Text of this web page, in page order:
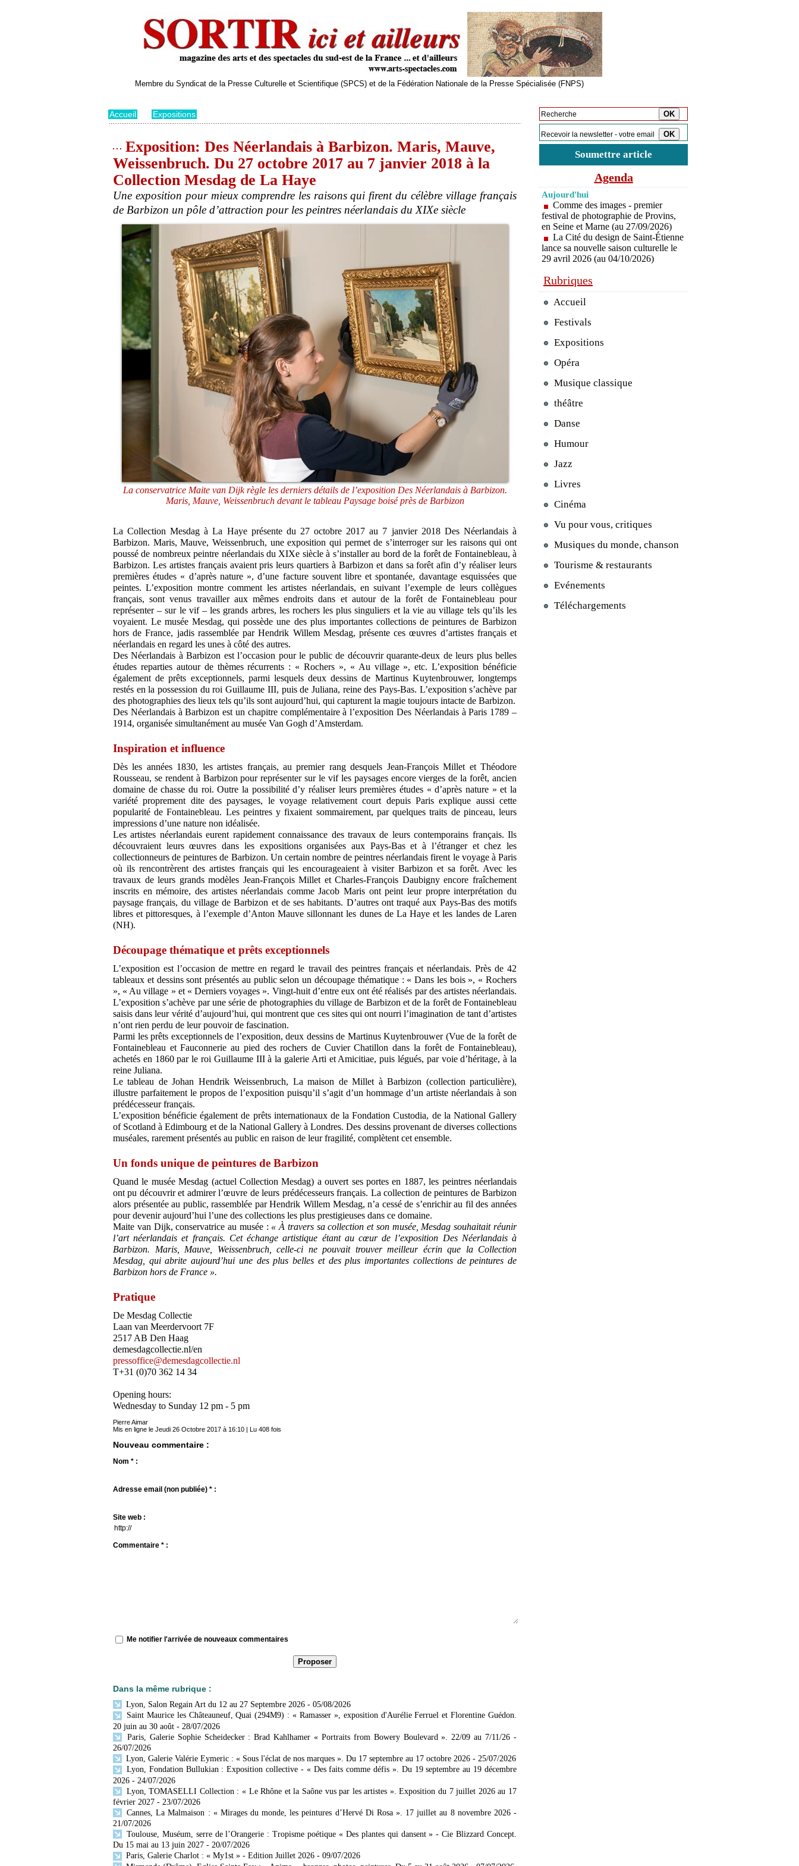
Membre du Syndicat de la Presse Culturelle et Scientifique (SPCS) et de la Fédération Nationale de la Presse Spécialisée (FNPS)
Accueil Expositions
Exposition: Des Néerlandais à Barbizon. Maris, Mauve,
Weissenbruch. Du 27 octobre 2017 au 7 janvier 2018 à la
Collection Mesdag de La Haye
Une exposition pour mieux comprendre les raisons qui firent du célèbre village français
de Barbizon un pôle d’attraction pour les peintres néerlandais du XIXe siècle
La conservatrice Maite van Dijk règle les derniers détails de l’exposition Des Néerlandais à Barbizon.
Maris, Mauve, Weissenbruch devant le tableau Paysage boisé près de Barbizon
La Collection Mesdag à La Haye présente du 27 octobre 2017 au 7 janvier 2018 Des Néerlandais à
Barbizon. Maris, Mauve, Weissenbruch, une exposition qui permet de s’interroger sur les raisons qui ont
poussé de nombreux peintre néerlandais du XIXe siècle à s’installer au bord de la forêt de Fontainebleau, à
Barbizon. Les artistes français avaient pris leurs quartiers à Barbizon et dans sa forêt afin d’y réaliser leurs
premières études « d’après nature », d’une facture souvent libre et spontanée, davantage esquissées que
peintes. L’exposition montre comment les artistes néerlandais, en suivant l’exemple de leurs collègues
français, sont venus travailler aux mêmes endroits dans et autour de la forêt de Fontainebleau pour
représenter – sur le vif – les grands arbres, les rochers les plus singuliers et la vie au village tels qu’ils les
voyaient. Le musée Mesdag, qui possède une des plus importantes collections de peintures de Barbizon
hors de France, jadis rassemblée par Hendrik Willem Mesdag, présente ces œuvres d’artistes français et
néerlandais en regard les unes à côté des autres.
Des Néerlandais à Barbizon est l’occasion pour le public de découvrir quarante-deux de leurs plus belles
études reparties autour de thèmes récurrents : « Rochers », « Au village », etc. L’exposition bénéficie
également de prêts exceptionnels, parmi lesquels deux dessins de Martinus Kuytenbrouwer, longtemps
restés en la possession du roi Guillaume III, puis de Juliana, reine des Pays-Bas. L’exposition s’achève par
des photographies des lieux tels qu’ils sont aujourd’hui, qui capturent la magie toujours intacte de Barbizon.
Des Néerlandais à Barbizon est un chapitre complémentaire à l’exposition Des Néerlandais à Paris 1789 –
1914, organisée simultanément au musée Van Gogh d’Amsterdam.
Inspiration et influence
Dès les années 1830, les artistes français, au premier rang desquels Jean-François Millet et Théodore
Rousseau, se rendent à Barbizon pour représenter sur le vif les paysages encore vierges de la forêt, ancien
domaine de chasse du roi. Outre la possibilité d’y réaliser leurs premières études « d’après nature » et la
variété proprement dite des paysages, le voyage relativement court depuis Paris explique aussi cette
popularité de Fontainebleau. Les peintres y fixaient sommairement, par quelques traits de pinceau, leurs
impressions d’une nature non idéalisée.
Les artistes néerlandais eurent rapidement connaissance des travaux de leurs contemporains français. Ils
découvraient leurs œuvres dans les expositions organisées aux Pays-Bas et à l’étranger et chez les
collectionneurs de peintures de Barbizon. Un certain nombre de peintres néerlandais firent le voyage à Paris
où ils rencontrèrent des artistes français qui les encourageaient à visiter Barbizon et sa forêt. Avec les
travaux de leurs grands modèles Jean-François Millet et Charles-François Daubigny encore fraîchement
inscrits en mémoire, des artistes néerlandais comme Jacob Maris ont peint leur propre interprétation du
paysage français, du village de Barbizon et de ses habitants. D’autres ont traqué aux Pays-Bas des motifs
libres et pittoresques, à l’exemple d’Anton Mauve sillonnant les dunes de La Haye et les landes de Laren
(NH).
Découpage thématique et prêts exceptionnels
L’exposition est l’occasion de mettre en regard le travail des peintres français et néerlandais. Près de 42
tableaux et dessins sont présentés au public selon un découpage thématique : « Dans les bois », « Rochers
», « Au village » et « Derniers voyages ». Vingt-huit d’entre eux ont été réalisés par des artistes néerlandais.
L’exposition s’achève par une série de photographies du village de Barbizon et de la forêt de Fontainebleau
saisis dans leur vérité d’aujourd’hui, qui montrent que ces sites qui ont nourri l’imagination de tant d’artistes
n’ont rien perdu de leur pouvoir de fascination.
Parmi les prêts exceptionnels de l’exposition, deux dessins de Martinus Kuytenbrouwer (Vue de la forêt de
Fontainebleau et Fauconnerie au pied des rochers de Cuvier Chatillon dans la forêt de Fontainebleau),
achetés en 1860 par le roi Guillaume III à la galerie Arti et Amicitiae, puis légués, par voie d’héritage, à la
reine Juliana.
Le tableau de Johan Hendrik Weissenbruch, La maison de Millet à Barbizon (collection particulière),
illustre parfaitement le propos de l’exposition puisqu’il s’agit d’un hommage d’un artiste néerlandais à son
prédécesseur français.
L’exposition bénéficie également de prêts internationaux de la Fondation Custodia, de la National Gallery
of Scotland à Edimbourg et de la National Gallery à Londres. Des dessins provenant de diverses collections
muséales, rarement présentés au public en raison de leur fragilité, complètent cet ensemble.
Un fonds unique de peintures de Barbizon
Quand le musée Mesdag (actuel Collection Mesdag) a ouvert ses portes en 1887, les peintres néerlandais
ont pu découvrir et admirer l’œuvre de leurs prédécesseurs français. La collection de peintures de Barbizon
alors présentée au public, rassemblée par Hendrik Willem Mesdag, n’a cessé de s’enrichir au fil des années
pour devenir aujourd’hui l’une des collections les plus prestigieuses dans ce domaine.
Maite van Dijk, conservatrice au musée : « À travers sa collection et son musée, Mesdag souhaitait réunir
l’art néerlandais et français. Cet échange artistique étant au cœur de l’exposition Des Néerlandais à
Barbizon. Maris, Mauve, Weissenbruch, celle-ci ne pouvait trouver meilleur écrin que la Collection
Mesdag, qui abrite aujourd’hui une des plus belles et des plus importantes collections de peintures de
Barbizon hors de France ».
Pratique
De Mesdag Collectie
Laan van Meerdervoort 7F
2517 AB Den Haag
demesdagcollectie.nl/en
pressoffice@demesdagcollectie.nl
T+31 (0)70 362 14 34
Opening hours:
Wednesday to Sunday 12 pm ‑ 5 pm
Pierre Aimar
Mis en ligne le Jeudi 26 Octobre 2017 à 16:10 | Lu 408 fois
Nouveau commentaire :
Nom * :
Adresse email (non publiée) * :
Site web :
Commentaire * :
Me notifier l'arrivée de nouveaux commentaires
Dans la même rubrique :
Lyon, Salon Regain Art du 12 au 27 Septembre 2026 - 05/08/2026
Saint Maurice les Châteauneuf, Quai (294M9) : « Ramasser », exposition d'Aurélie Ferruel et Florentine Guédon.
20 juin au 30 août - 28/07/2026
Paris, Galerie Sophie Scheidecker : Brad Kahlhamer « Portraits from Bowery Boulevard ». 22/09 au 7/11/26 -
26/07/2026
Lyon, Galerie Valérie Eymeric : « Sous l'éclat de nos marques ». Du 17 septembre au 17 octobre 2026 - 25/07/2026
Lyon, Fondation Bullukian : Exposition collective - « Des faits comme défis ». Du 19 septembre au 19 décembre
2026 - 24/07/2026
Lyon, TOMASELLI Collection : « Le Rhône et la Saône vus par les artistes ». Exposition du 7 juillet 2026 au 17
février 2027 - 23/07/2026
Cannes, La Malmaison : « Mirages du monde, les peintures d’Hervé Di Rosa ». 17 juillet au 8 novembre 2026 -
21/07/2026
Toulouse, Muséum, serre de l’Orangerie : Tropisme poétique « Des plantes qui dansent » - Cie Blizzard Concept.
Du 15 mai au 13 juin 2027 - 20/07/2026
Paris, Galerie Charlot : « My1st » - Edition Juillet 2026 - 09/07/2026
Soumettre article
Agenda
Aujourd'hui
Comme des images - premier
festival de photographie de Provins,
en Seine et Marne (au 27/09/2026)
La Cité du design de Saint-Étienne
lance sa nouvelle saison culturelle le
29 avril 2026 (au 04/10/2026)
Rubriques
Accueil
Festivals
Expositions
Opéra
Musique classique
théâtre
Danse
Humour
Jazz
Livres
Cinéma
Vu pour vous, critiques
Musiques du monde, chanson
Tourisme & restaurants
Evénements
Téléchargements